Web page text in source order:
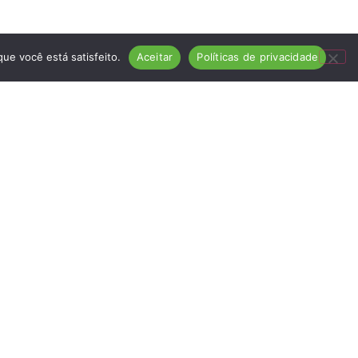
você está satisfeito. Aceitar Políticas de privacidade